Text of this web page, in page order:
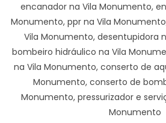
encanador na Vila Monumento,
Monumento, ppr na Vila
Vila Monumento, desentupidora
bombeiro hidráulico na Vila
na Vila Monumento, conserto de
Monumento, conserto de
Monumento, pressurizador e
Monumento